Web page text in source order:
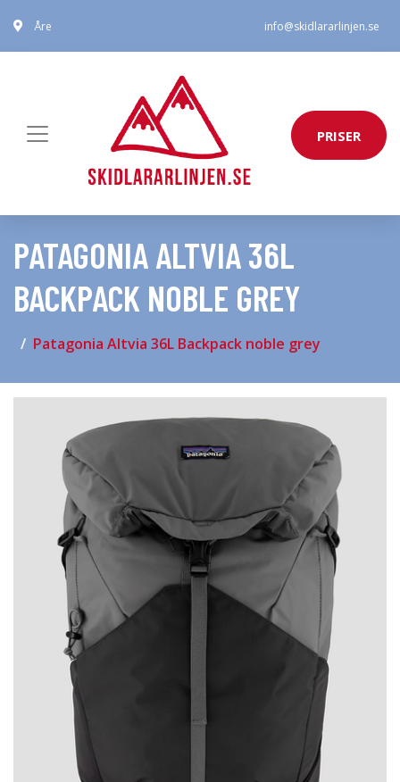
Åre info@skidlararlinjen.se
PRISER
PATAGONIA ALTVIA 36L
BACKPACK NOBLE GREY
Patagonia Altvia 36L Backpack noble grey